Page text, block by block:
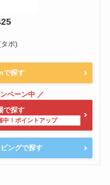
ポ)
で探す
で探す
ングで探す